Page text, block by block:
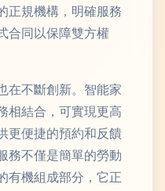
正規機構，明確服務
合同以保障雙方權
在不斷創新。智能家
相結合，可實現更高
更便捷的預約和反饋
務不僅是簡單的勞動
有機組成部分，它正